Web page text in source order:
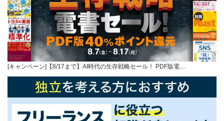
[キャンペーン]【8/17まで】AI時代の生存戦略セール！ PDF版電…